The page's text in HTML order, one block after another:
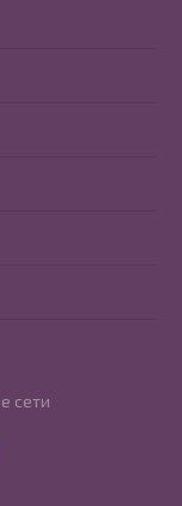
сети
в Telegram